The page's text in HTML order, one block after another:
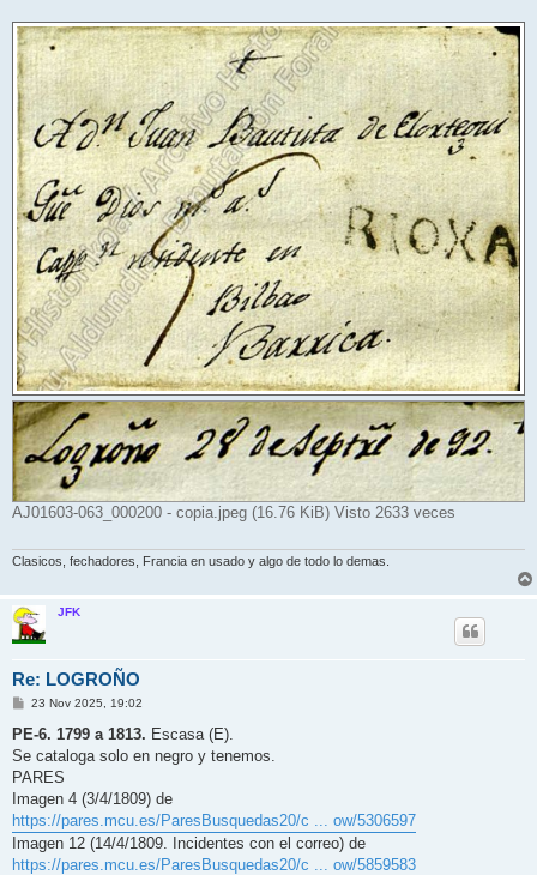
AJ01603-063_000200 - copia.jpeg (16.76 KiB) Visto 2633 veces
Clasicos, fechadores, Francia en usado y algo de todo lo demas.
JFK
Re: LOGROÑO
M
n
a
j
23 Nov 2025, 19:02
PE-6. 1799 a 1813. Escasa (E).
Se cataloga solo en negro y tenemos.
PARES
Imagen 4 (3/4/1809) de
https://pares.mcu.es/ParesBusquedas20/c ... ow/5306597
Imagen 12 (14/4/1809. Incidentes con el correo) de
https://pares.mcu.es/ParesBusquedas20/c ... ow/5859583